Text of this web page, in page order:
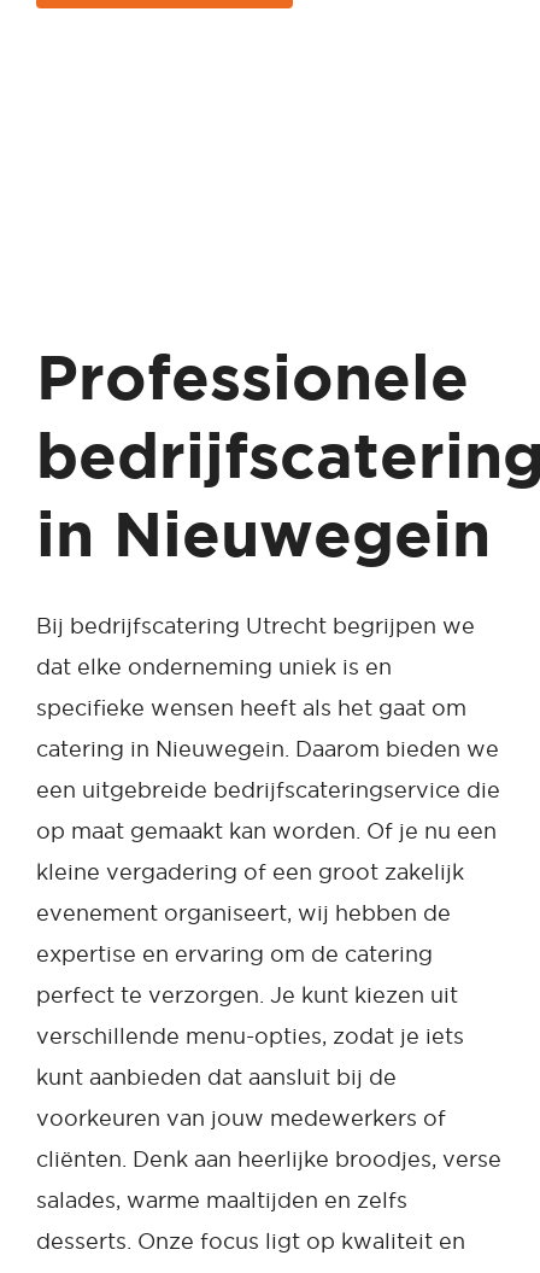
Professionele
in Nieuwegein
Bij bedrijfscatering Utrecht begrijpen we
dat elke onderneming uniek is en
specifieke wensen heeft als het gaat om
catering in Nieuwegein. Daarom bieden we
een uitgebreide bedrijfscateringservice die
op maat gemaakt kan worden. Of je nu een
kleine vergadering of een groot zakelijk
evenement organiseert, wij hebben de
expertise en ervaring om de catering
perfect te verzorgen. Je kunt kiezen uit
verschillende menu-opties, zodat je iets
kunt aanbieden dat aansluit bij de
voorkeuren van jouw medewerkers of
cliënten. Denk aan heerlijke broodjes, verse
salades, warme maaltijden en zelfs
desserts. Onze focus ligt op kwaliteit en